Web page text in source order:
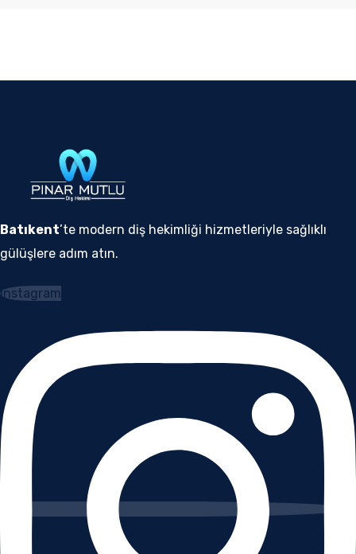
Batıkent’te modern diş hekimliği hizmetleriyle sağlıklı
gülüşlere adım atın.
Instagram